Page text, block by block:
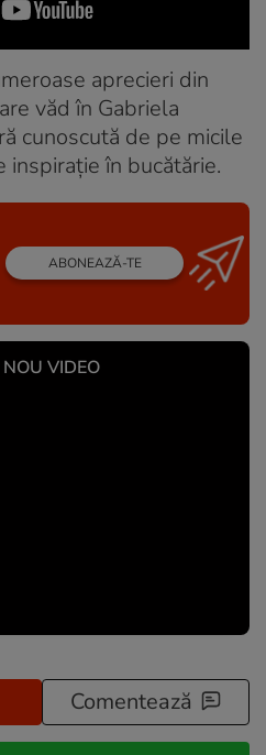
aprecieri din
văd în Gabriela
cunoscută de pe micile
inspirație în bucătărie.
ABONEAZĂ-TE
VIDEO
Comentează